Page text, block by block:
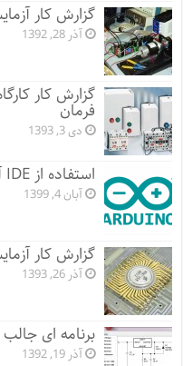
گزارش کار
آذر 28, 1392
گزارش کار
فرمان
دی 3, 1393
استفاده از IDE آردوینو
آبان 4, 1399
گزارش کار
آذر 26, 1393
برنامه ای
آذر 19, 1392